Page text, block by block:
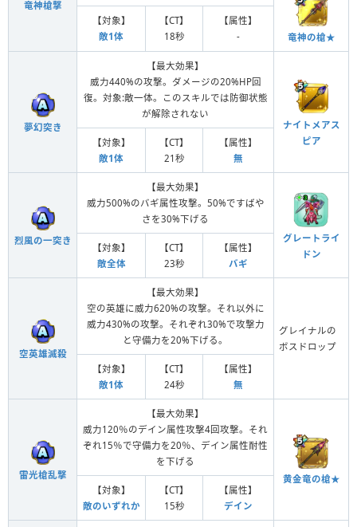
竜神槍撃
竜神の槍★
【対象】
敵1体
【CT】
18秒
【属性】
-
夢幻突き
【最大効果】
威力440%の攻撃。ダメージの20%HP回
復。対象:敵一体。このスキルでは防御状態
が解除されない
ナイトメアス
ピア
【対象】
敵1体
【CT】
21秒
【属性】
無
烈風の一突き
【最大効果】
威力500%のバギ属性攻撃。50%ですばや
さを30%下げる
グレートライ
ドン
【対象】
敵全体
【CT】
23秒
【属性】
バギ
空英雄滅殺
【最大効果】
空の英雄に威力620%の攻撃。それ以外に
威力430%の攻撃。それぞれ30%で攻撃力
と守備力を20%下げる。
グレイナルの
ボスドロップ
【対象】
敵1体
【CT】
24秒
【属性】
無
雷光槍乱撃
【最大効果】
威力120％のデイン属性攻撃4回攻撃。それ
ぞれ15％で守備力を20％、デイン属性耐性
を下げる
黄金竜の槍★
【対象】
敵のいずれか
【CT】
15秒
【属性】
デイン